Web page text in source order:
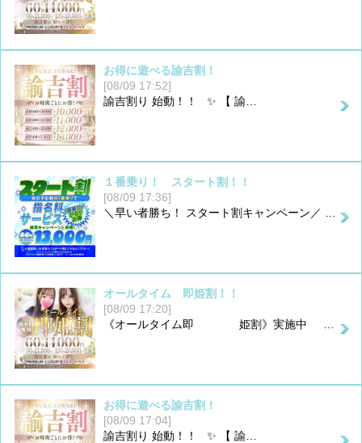
お得に遊べる諭吉割！
[08/09 17:52]
諭吉割り 始動！！ ✨ 【 諭…
１番乗り！ スタート割！！
[08/09 17:36]
＼早い者勝ち！ スタート割キャンペーン／ …
オールタイム 即姫割！！
[08/09 17:20]
《オールタイム即 姫割》実施中 …
お得に遊べる諭吉割！
[08/09 17:04]
諭吉割り 始動！！ ✨ 【 諭…